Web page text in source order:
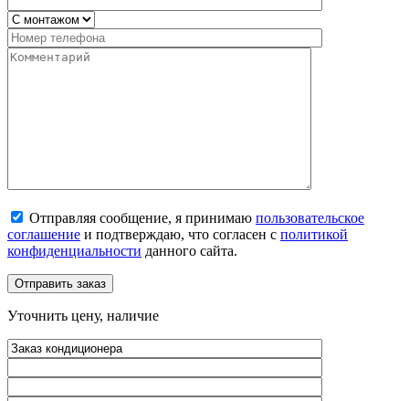
Отправляя сообщение, я принимаю пользовательское
соглашение и подтверждаю, что согласен с политикой
конфиденциальности данного сайта.
Уточнить цену, наличие